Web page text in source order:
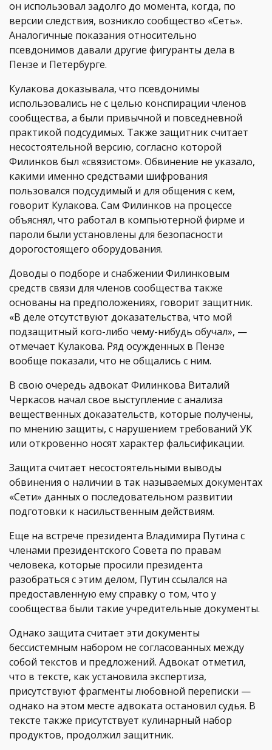
он использовал задолго до момента, когда, по
версии следствия, возникло сообщество «Сеть».
Аналогичные показания относительно
псевдонимов давали другие фигуранты дела в
Пензе и Петербурге.
Кулакова доказывала, что псевдонимы
использовались не с целью конспирации членов
сообщества, а были привычной и повседневной
практикой подсудимых. Также защитник считает
несостоятельной версию, согласно которой
Филинков был «связистом». Обвинение не указало,
какими именно средствами шифрования
пользовался подсудимый и для общения с кем,
говорит Кулакова. Сам Филинков на процессе
объяснял, что работал в компьютерной фирме и
пароли были установлены для безопасности
дорогостоящего оборудования.
Доводы о подборе и снабжении Филинковым
средств связи для членов сообщества также
основаны на предположениях, говорит защитник.
«В деле отсутствуют доказательства, что мой
подзащитный кого-либо чему-нибудь обучал», —
отмечает Кулакова. Ряд осужденных в Пензе
вообще показали, что не общались с ним.
В свою очередь адвокат Филинкова Виталий
Черкасов начал свое выступление с анализа
вещественных доказательств, которые получены,
по мнению защиты, с нарушением требований УК
или откровенно носят характер фальсификации.
Защита считает несостоятельными выводы
обвинения о наличии в так называемых документах
«Сети» данных о последовательном развитии
подготовки к насильственным действиям.
Еще на встрече президента Владимира Путина с
членами президентского Совета по правам
человека, которые просили президента
разобраться с этим делом, Путин ссылался на
предоставленную ему справку о том, что у
сообщества были такие учредительные документы.
Однако защита считает эти документы
бессистемным набором не согласованных между
собой текстов и предложений. Адвокат отметил,
что в тексте, как установила экспертиза,
присутствуют фрагменты любовной переписки —
однако на этом месте адвоката остановил судья. В
тексте также присутствует кулинарный набор
продуктов, продолжил защитник.